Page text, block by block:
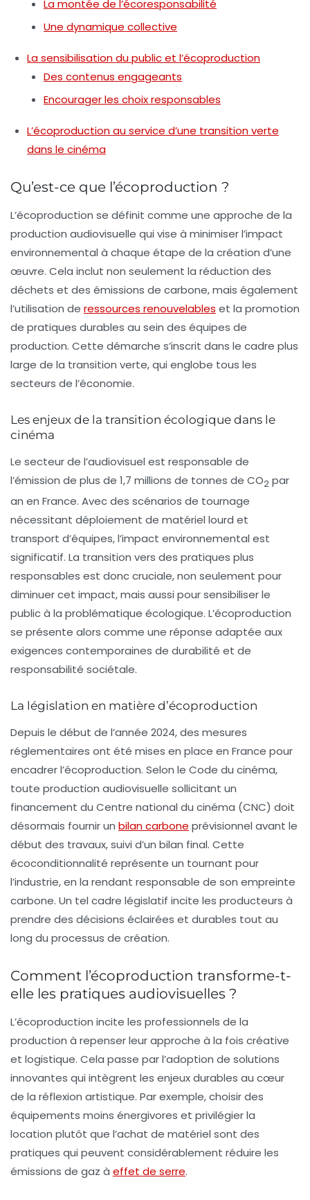
La montée de l’écoresponsabilité
Une dynamique collective
La sensibilisation du public et l’écoproduction
Des contenus engageants
Encourager les choix responsables
L’écoproduction au service d’une transition verte
dans le cinéma
Qu’est-ce que l’écoproduction ?
L’écoproduction se définit comme une approche de la
production audiovisuelle qui vise à minimiser l’impact
environnemental à chaque étape de la création d’une
œuvre. Cela inclut non seulement la réduction des
déchets et des émissions de carbone, mais également
l’utilisation de ressources renouvelables et la promotion
de pratiques durables au sein des équipes de
production. Cette démarche s’inscrit dans le cadre plus
large de la transition verte, qui englobe tous les
secteurs de l’économie.
Les enjeux de la transition écologique dans le
cinéma
Le secteur de l’audiovisuel est responsable de
l’émission de plus de 1,7 millions de tonnes de CO2 par
an en France. Avec des scénarios de tournage
nécessitant déploiement de matériel lourd et
transport d’équipes, l’impact environnemental est
significatif. La transition vers des pratiques plus
responsables est donc cruciale, non seulement pour
diminuer cet impact, mais aussi pour sensibiliser le
public à la problématique écologique. L’écoproduction
se présente alors comme une réponse adaptée aux
exigences contemporaines de durabilité et de
responsabilité sociétale.
La législation en matière d’écoproduction
Depuis le début de l’année 2024, des mesures
réglementaires ont été mises en place en France pour
encadrer l’écoproduction. Selon le Code du cinéma,
toute production audiovisuelle sollicitant un
financement du Centre national du cinéma (CNC) doit
désormais fournir un bilan carbone prévisionnel avant le
début des travaux, suivi d’un bilan final. Cette
écoconditionnalité représente un tournant pour
l’industrie, en la rendant responsable de son empreinte
carbone. Un tel cadre législatif incite les producteurs à
prendre des décisions éclairées et durables tout au
long du processus de création.
Comment l’écoproduction transforme-t-
elle les pratiques audiovisuelles ?
L’écoproduction incite les professionnels de la
production à repenser leur approche à la fois créative
et logistique. Cela passe par l’adoption de solutions
innovantes qui intègrent les enjeux durables au cœur
de la réflexion artistique. Par exemple, choisir des
équipements moins énergivores et privilégier la
location plutôt que l’achat de matériel sont des
pratiques qui peuvent considérablement réduire les
émissions de gaz à effet de serre.